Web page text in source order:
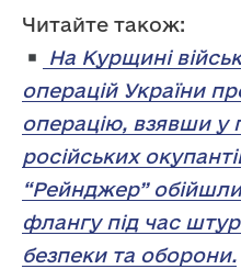
Читайте також:
На Курщині
операцій України
операцію, взявши у
російських
“Рейнджер”
флангу під час
безпеки та оборони.